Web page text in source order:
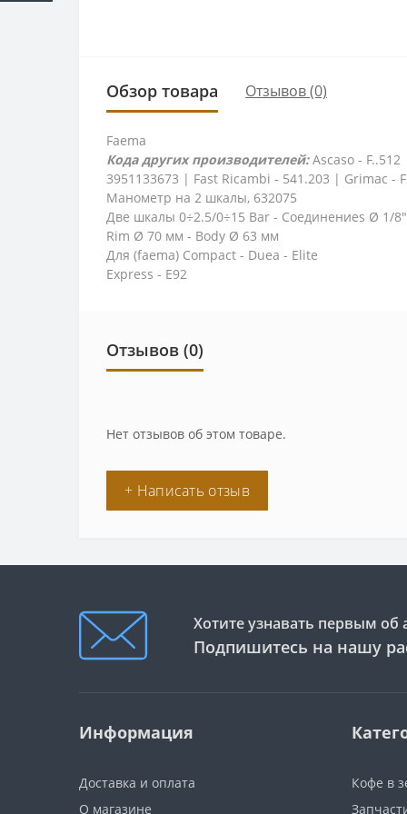
Обзор товара Отзывов (0)
Faema
Кода других производителей:Ascaso -
3951133673 | Fast Ricambi - 541.203 | Grimac -
Манометр на 2 шкалы, 632075
Две шкалы 0÷2.5/0÷15 Bar - Соединениеs Ø 1/
Rim Ø 70 мм - Body Ø 63 мм
Для (faema) Compact - Duea - Elite
Express - E92
Отзывов (0)
Нет отзывов об этом товаре.
+ Написать отзыв
Хотите узнавать первым об
Подпишитесь на нашу
Информация
Доставка и оплата
О магазине
Кофе в